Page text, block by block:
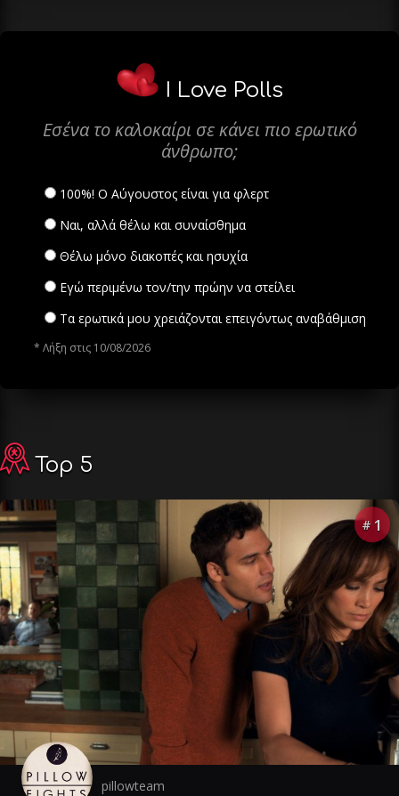
I Love Polls
Εσένα το καλοκαίρι σε κάνει πιο ερωτικό
άνθρωπο;
100%! Ο Αύγουστος είναι για φλερτ
Ναι, αλλά θέλω και συναίσθημα
Θέλω μόνο διακοπές και ησυχία
Εγώ περιμένω τον/την πρώην να στείλει
Τα ερωτικά μου χρειάζονται επειγόντως αναβάθμιση
* Λήξη στις 10/08/2026
Top 5
# 1
pillowteam